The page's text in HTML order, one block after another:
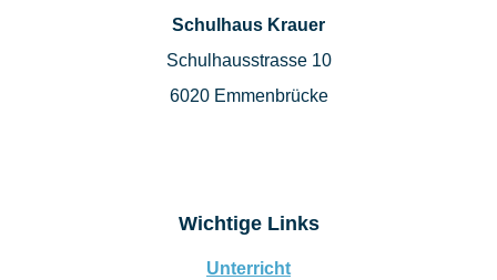
Schulhaus Krauer
Schulhausstrasse 10
6020 Emmenbrücke
Wichtige Links
Unterricht